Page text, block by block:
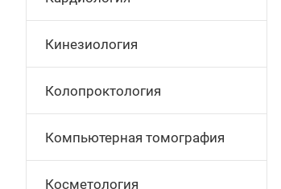
Кинезиология
Колопроктология
Компьютерная томография
Косметология